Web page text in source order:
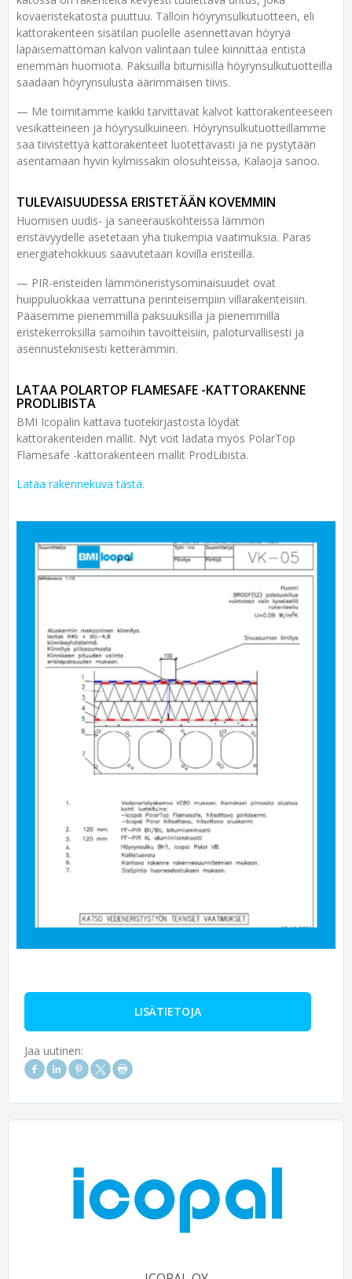
kovaeristekatosta puuttuu. Tällöin höyrynsulkutuotteen, eli
kattorakenteen sisätilan puolelle asennettavan höyryä
läpäisemättömän kalvon valintaan tulee kiinnittää entistä
enemmän huomiota. Paksuilla bitumisilla höyrynsulkutuotteilla
saadaan höyrynsulusta äärimmäisen tiivis.
— Me toimitamme kaikki tarvittavat kalvot kattorakenteeseen
vesikatteineen ja höyrysulkuineen. Höyrynsulkutuotteillamme
saa tiivistettyä kattorakenteet luotettavasti ja ne pystytään
asentamaan hyvin kylmissäkin olosuhteissa, Kalaoja sanoo.
TULEVAISUUDESSA ERISTETÄÄN KOVEMMIN
Huomisen uudis- ja saneerauskohteissa lämmön
eristävyydelle asetetaan yhä tiukempia vaatimuksia. Paras
energiatehokkuus saavutetaan kovilla eristeillä.
— PIR-eristeiden lämmöneristysominaisuudet ovat
huippuluokkaa verrattuna perinteisempiin villarakenteisiin.
Pääsemme pienemmillä paksuuksilla ja pienemmillä
eristekerroksilla samoihin tavoitteisiin, paloturvallisesti ja
asennusteknisesti ketterämmin.
LATAA POLARTOP FLAMESAFE -KATTORAKENNE
PRODLIBISTA
BMI Icopalin kattava tuotekirjastosta löydät
kattorakenteiden mallit. Nyt voit ladata myös PolarTop
Flamesafe -kattorakenteen mallit ProdLibista.
Lataa rakennekuva tästä.
LISÄTIETOJA
Jaa uutinen: